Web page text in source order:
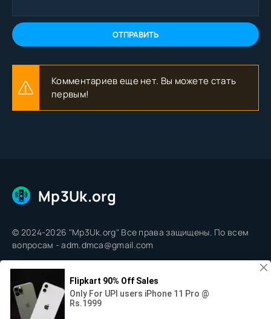
ОТПРАВИТЬ
Комментариев еще нет. Вы можете стать
первым!
Mp3Uk.org
© 2024-2026 "Mp3Uk.org" Все права защищены. По всем
вопросам - adm.dmca@gmail.com